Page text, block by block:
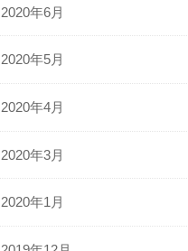
2020年6月
2020年5月
2020年4月
2020年3月
2020年1月